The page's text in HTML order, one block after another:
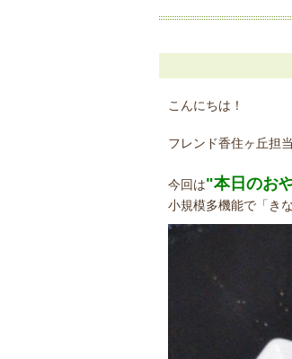
こんにちは！
フレンド香住ヶ丘担
今回は"本日のお
小規模多機能で「き